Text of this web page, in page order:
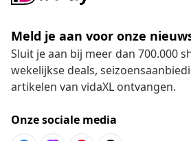
Meld je aan voor onze
Sluit je aan bij meer dan 700.000
wekelijkse deals,
artikelen van vidaXL ontvangen.
Onze sociale media